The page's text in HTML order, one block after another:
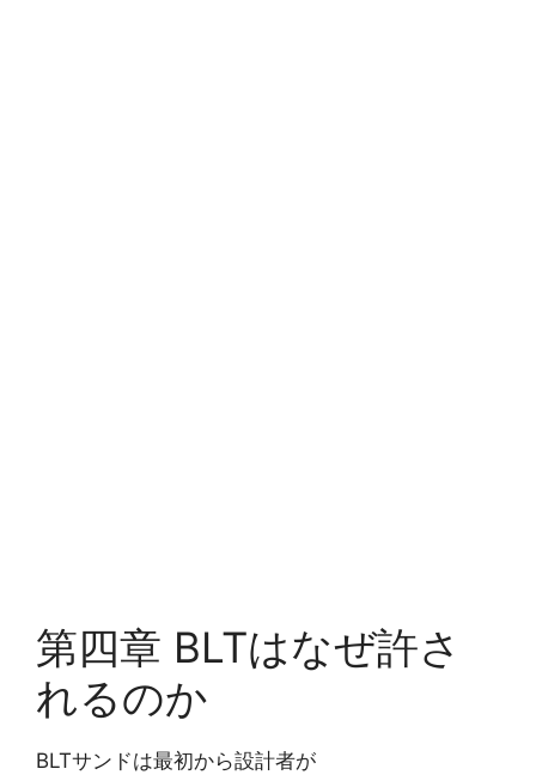
第四章 BLTはなぜ許さ
れるのか
BLTサンドは最初から設計者が